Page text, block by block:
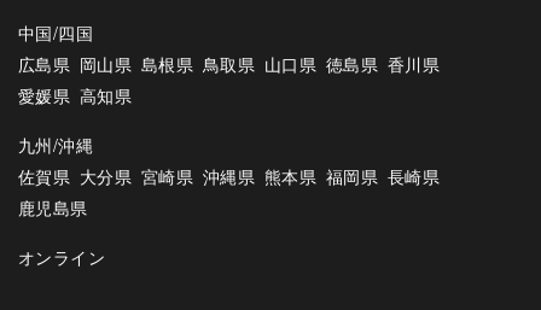
中国/四国
広島県 岡山県 島根県 鳥取県 山口県 徳島県 香川県
愛媛県 高知県
九州/沖縄
佐賀県 大分県 宮崎県 沖縄県 熊本県 福岡県 長崎県
鹿児島県
オンライン